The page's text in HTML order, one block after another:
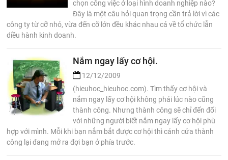
chọn công việc ở loại hình doanh nghiệp nào?
Đây là một câu hỏi quan trọng cần trả lời vì các
công ty từ cỡ nhỏ, vừa đến cỡ lớn đều khác nhau cả về tổ chức lẫn
diều hành kinh doanh.
Nắm ngay lấy cơ hội.
12/12/2009
(hieuhoc_hieuhoc.com). Tìm thấy cơ hội và
nắm ngay lấy cơ hội không phải lúc nào cũng
thành công. Nhưng thành công sẽ chỉ đến đối
với những người biết nắm ngay lấy cơ hội phù
hợp với mình. Mỗi khi bạn nắm bắt được cơ hội thì cánh cửa thành
công lại đang mở ra đợi bạn ở phía trước.